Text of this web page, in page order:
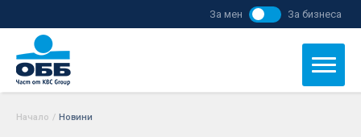
За мен За бизнеса
Начало / Новини